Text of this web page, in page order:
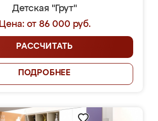
Детская "Грут"
Цена: от 86 000 руб.
РАССЧИТАТЬ
ПОДРОБНЕЕ